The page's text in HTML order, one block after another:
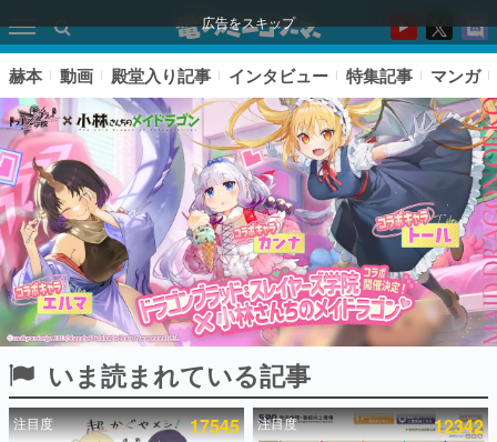
広告をスキップ
ピックアップ
赫本 動画 殿堂入り記事 インタビュー 特集記事 マンガ
いま読まれている記事
注目度 17545 注目度 12342